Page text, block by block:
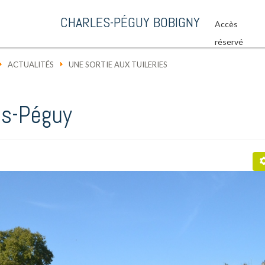
CHARLES-PÉGUY BOBIGNY
Accès
réservé
ACTUALITÉS UNE SORTIE AUX TUILERIES
Péguy